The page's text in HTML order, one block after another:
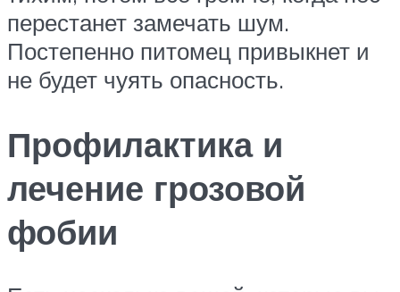
перестанет замечать шум.
Постепенно питомец привыкнет и
не будет чуять опасность.
Профилактика и
лечение грозовой
фобии